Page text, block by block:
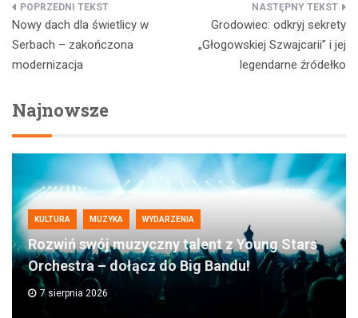
Nawigacja
wpisu
Nowy dach dla świetlicy w
Serbach – zakończona
modernizacja
Grodowiec: odkryj sekrety
„Głogowskiej Szwajcarii” i jej
legendarne źródełko
Najnowsze
KULTURA MUZYKA WYDARZENIA
Rozwiń swój muzyczny talent z Young Stars
Orchestra – dołącz do Big Bandu!
7 sierpnia 2026